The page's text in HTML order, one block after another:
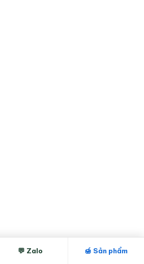
💬 Zalo 🍯 Sản phẩm